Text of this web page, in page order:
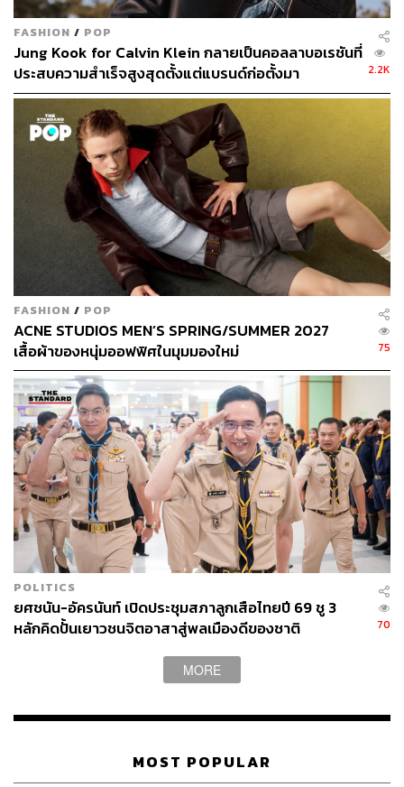
FASHION / POP
Jung Kook for Calvin Klein กลายเป็นคอลลาบอเรชันที่
ประสบความสำเร็จสูงสุดตั้งแต่แบรนด์ก่อตั้งมา
2.2K
FASHION / POP
ACNE STUDIOS MEN’S SPRING/SUMMER 2027
เสื้อผ้าของหนุ่มออฟฟิศในมุมมองใหม่
75
POLITICS
ยศชนัน-อัครนันท์ เปิดประชุมสภาลูกเสือไทยปี 69 ชู 3
หลักคิดปั้นเยาวชนจิตอาสาสู่พลเมืองดีของชาติ
70
MORE
MOST POPULAR